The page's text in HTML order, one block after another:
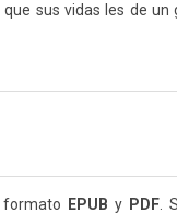
sus vidas les de un
EPUB y PDF .